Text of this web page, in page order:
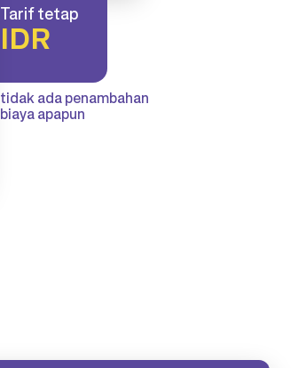
Tarif tetap
IDR
tidak ada penambahan
biaya apapun